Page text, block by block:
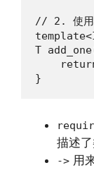
// 2. 使用
T
}
描述
-> 用